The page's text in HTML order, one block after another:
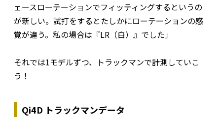
ェースローテーションでフィッティングするというの
が新しい。試打をするとたしかにローテーションの感
覚が違う。私の場合は『LR（白）』でした」
それでは1モデルずつ、トラックマンで計測していこ
う！
Qi4D トラックマンデータ